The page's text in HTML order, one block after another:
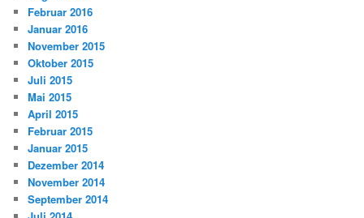
Februar 2016
Januar 2016
November 2015
Oktober 2015
Juli 2015
Mai 2015
April 2015
Februar 2015
Januar 2015
Dezember 2014
November 2014
September 2014